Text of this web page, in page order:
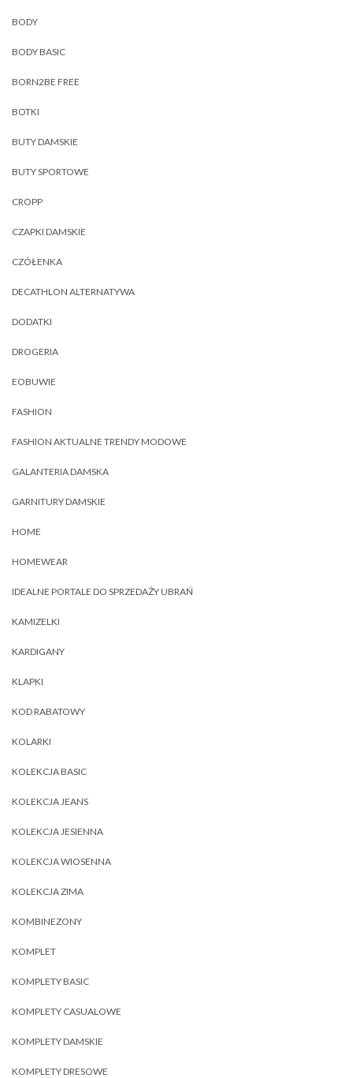
BODY
BODY BASIC
BORN2BE FREE
BOTKI
BUTY DAMSKIE
BUTY SPORTOWE
CROPP
CZAPKI DAMSKIE
CZÓŁENKA
DECATHLON ALTERNATYWA
DODATKI
DROGERIA
EOBUWIE
FASHION
FASHION AKTUALNE TRENDY MODOWE
GALANTERIA DAMSKA
GARNITURY DAMSKIE
HOME
HOMEWEAR
IDEALNE PORTALE DO SPRZEDAŻY UBRAŃ
KAMIZELKI
KARDIGANY
KLAPKI
KOD RABATOWY
KOLARKI
KOLEKCJA BASIC
KOLEKCJA JEANS
KOLEKCJA JESIENNA
KOLEKCJA WIOSENNA
KOLEKCJA ZIMA
KOMBINEZONY
KOMPLET
KOMPLETY BASIC
KOMPLETY CASUALOWE
KOMPLETY DAMSKIE
KOMPLETY DRESOWE